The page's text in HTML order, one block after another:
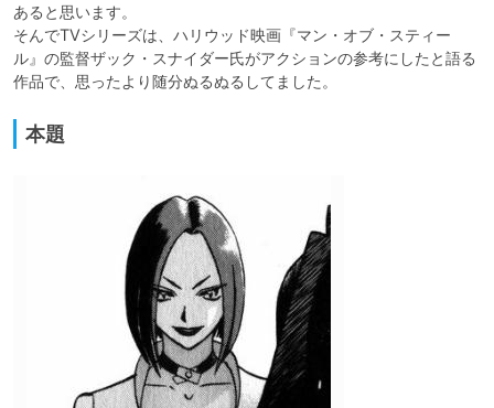
あると思います。
そんでTVシリーズは、ハリウッド映画『マン・オブ・スティー
ル』の監督ザック・スナイダー氏がアクションの参考にしたと語る
作品で、思ったより随分ぬるぬるしてました。
本題